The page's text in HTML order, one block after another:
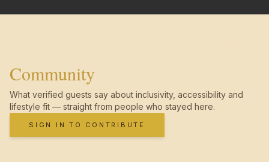
Community
What verified guests say about inclusivity, accessibility and
lifestyle fit — straight from people who stayed here.
SIGN IN TO CONTRIBUTE